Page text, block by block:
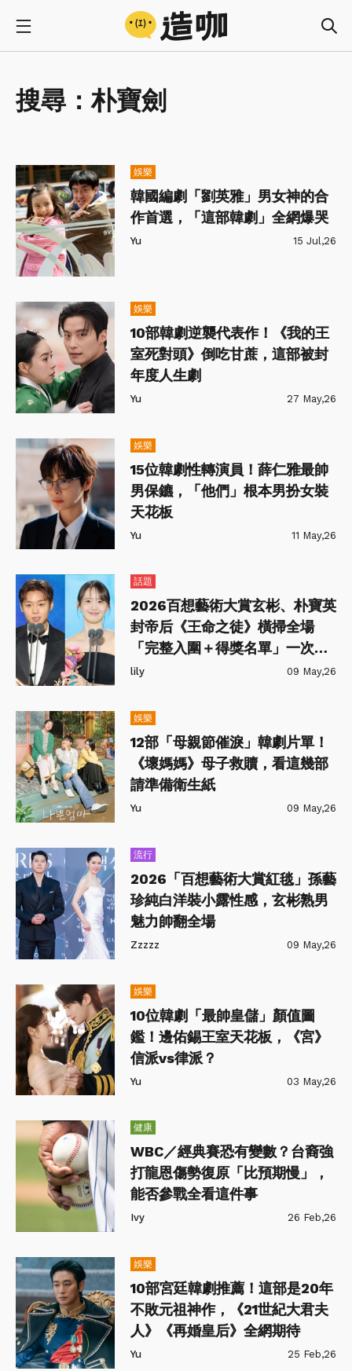
搜尋：朴寶劍
娛樂
韓國編劇「劉英雅」男女神的合
作首選，「這部韓劇」全網爆哭
Yu 15 Jul,26
娛樂
10部韓劇逆襲代表作！《我的王
室死對頭》倒吃甘蔗，這部被封
年度人生劇
Yu 27 May,26
娛樂
15位韓劇性轉演員！薛仁雅最帥
男保鑣，「他們」根本男扮女裝
天花板
Yu 11 May,26
話題
2026百想藝術大賞玄彬、朴寶英
封帝后《王命之徒》橫掃全場
「完整入圍＋得獎名單」一次
看！
lily 09 May,26
娛樂
12部「母親節催淚」韓劇片單！
《壞媽媽》母子救贖，看這幾部
請準備衛生紙
Yu 09 May,26
流行
2026「百想藝術大賞紅毯」孫藝
珍純白洋裝小露性感，玄彬熟男
魅力帥翻全場
Zzzzz 09 May,26
娛樂
10位韓劇「最帥皇儲」顏值圖
鑑！邊佑錫王室天花板，《宮》
信派vs律派？
Yu 03 May,26
健康
WBC／經典賽恐有變數？台裔強
打龍恩傷勢復原「比預期慢」，
能否參戰全看這件事
Ivy 26 Feb,26
娛樂
10部宮廷韓劇推薦！這部是20年
不敗元祖神作，《21世紀大君夫
人》《再婚皇后》全網期待
Yu 25 Feb,26